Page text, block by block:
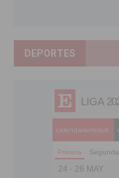
DEPORTES